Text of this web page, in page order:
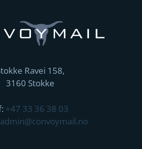
Ravei 158,
3160 Stokke
+47 33 36 38 03
admin@convoymail.no